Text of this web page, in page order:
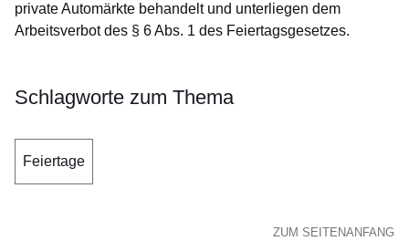
private Automärkte behandelt und unterliegen dem
Arbeitsverbot des § 6 Abs. 1 des Feiertagsgesetzes.
Schlagworte zum Thema
Feiertage
ZUM SEITENANFANG